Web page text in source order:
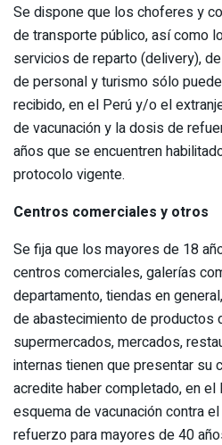
Se dispone que los choferes y
de transporte público, así como
servicios de reparto (delivery),
de personal y turismo sólo
recibido, en el Perú y/o el
de vacunación y la dosis de
años que se encuentren
protocolo vigente.
Centros comerciales y otros
Se fija que los mayores de 18
centros comerciales, galerías
departamento, tiendas en
de abastecimiento de productos
supermercados, mercados,
internas tienen que presentar su
acredite haber completado, en
esquema de vacunación contra
refuerzo para mayores de 40